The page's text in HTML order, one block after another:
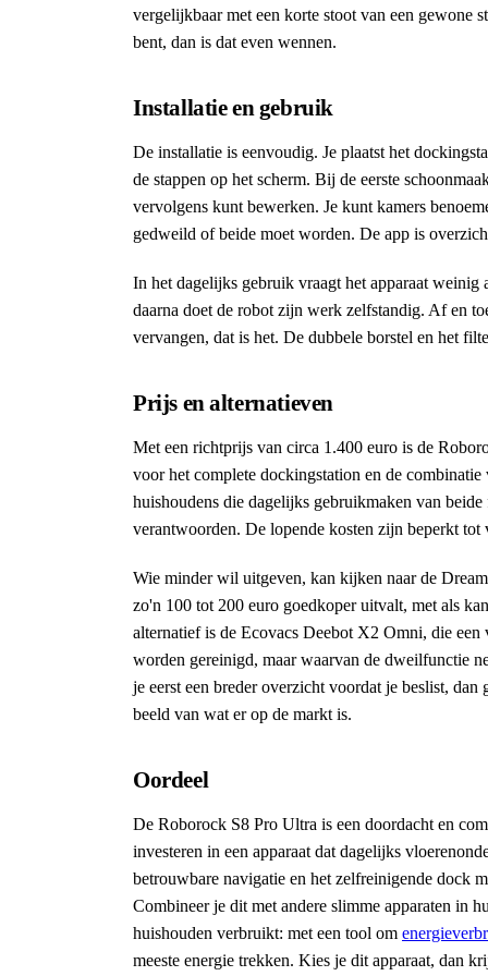
vergelijkbaar met een korte stoot van een gewone
bent, dan is dat even wennen.
Installatie en gebruik
De installatie is eenvoudig. Je plaatst het
de stappen op het scherm. Bij de eerste
vervolgens kunt bewerken. Je kunt kamers
gedweild of beide moet worden. De app is
In het dagelijks gebruik vraagt het apparaat weinig
daarna doet de robot zijn werk zelfstandig. Af en
vervangen, dat is het. De dubbele borstel en het
Prijs en alternatieven
Met een richtprijs van circa 1.400 euro is de
voor het complete dockingstation en de
huishoudens die dagelijks gebruikmaken van
verantwoorden. De lopende kosten zijn beperkt
Wie minder wil uitgeven, kan kijken naar de
zo'n 100 tot 200 euro goedkoper uitvalt, met als
alternatief is de Ecovacs Deebot X2 Omni, die
worden gereinigd, maar waarvan de dweilfunctie
je eerst een breder overzicht voordat je beslist, dan
beeld van wat er op de markt is.
Oordeel
De Roborock S8 Pro Ultra is een doordacht en
investeren in een apparaat dat dagelijks
betrouwbare navigatie en het zelfreinigende dock
Combineer je dit met andere slimme apparaten in
huishouden verbruikt: met een tool om
meeste energie trekken. Kies je dit apparaat, dan